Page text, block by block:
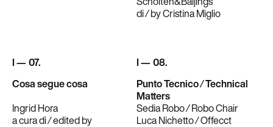
di ⁄ by Cristina Miglio
I — 07.
Cosa segue cosa
Ingrid Hora
a cura di ⁄ edited by
I — 08.
Punto Tecnico ⁄ Technical
Matters
Sedia Robo ⁄ Robo Chair
Luca Nichetto ⁄ Offecct